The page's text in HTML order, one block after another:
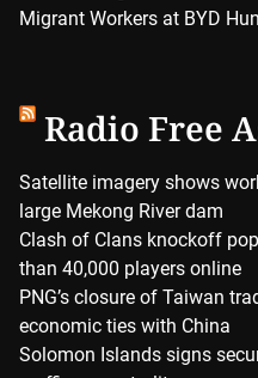
Migrant Workers at BYD
Radio Free
Satellite imagery shows
large Mekong River dam
Clash of Clans knockoff
than 40,000 players online
PNG’s closure of Taiwan
economic ties with China
Solomon Islands signs